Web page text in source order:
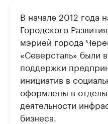
В начале 2012 года
Городского
мэрией города
«Северсталь» были
поддержки
инициатив в
оформлены в
деятельности
бизнеса.